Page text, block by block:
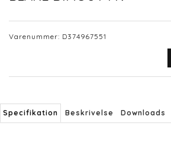
Varenummer: D374967551
Specifikation Beskrivelse Downloads